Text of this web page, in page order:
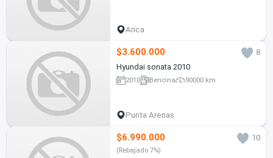
Arica
$3.600.000
8
Hyundai sonata 2010
2010 Bencina 90000 km
Punta Arenas
$6.990.000 10
(Rebajado 7%)